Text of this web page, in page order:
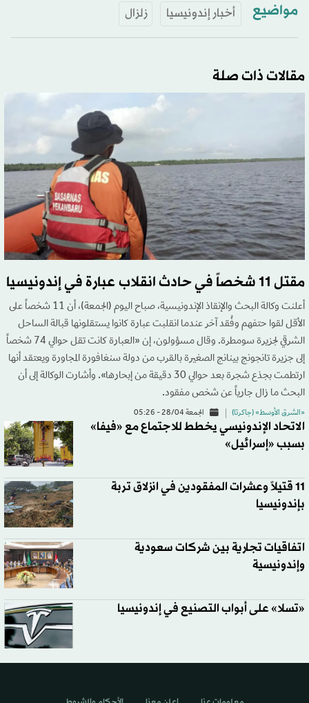
مواضيع أخبار إندونيسيا زلزال
مقالات ذات صلة
مقتل 11 شخصاً في حادث انقلاب عبارة في إندونيسيا
أعلنت وكالة البحث والإنقاذ الإندونيسية، صباح اليوم (الجمعة)، أن 11 شخصاً على
الأقل لقوا حتفهم وفُقد آخر عندما انقلبت عبارة كانوا يستقلونها قبالة الساحل
الشرقي لجزيرة سومطرة. وقال مسؤولون، إن «العبارة كانت تقل حوالي 74 شخصاً
إلى جزيرة تانجونج بينانج الصغيرة بالقرب من دولة سنغافورة المجاورة ويعتقد أنها
ارتطمت بجذع شجرة بعد حوالي 30 دقيقة من إبحارها». وأشارت الوكالة إلى أن
البحث ما زال جارياً عن شخص مفقود.
«الشرق الأوسط» (جاكرتا) الجمعة 28/04 - 05:26
الاتحاد الإندونيسي يخطط للاجتماع مع «فيفا»
بسبب «إسرائيل»
11 قتيلاً وعشرات المفقودين في انزلاق تربة
بإندونيسيا
اتفاقيات تجارية بين شركات سعودية
وإندونيسية
«تسلا» على أبواب التصنيع في إندونيسيا